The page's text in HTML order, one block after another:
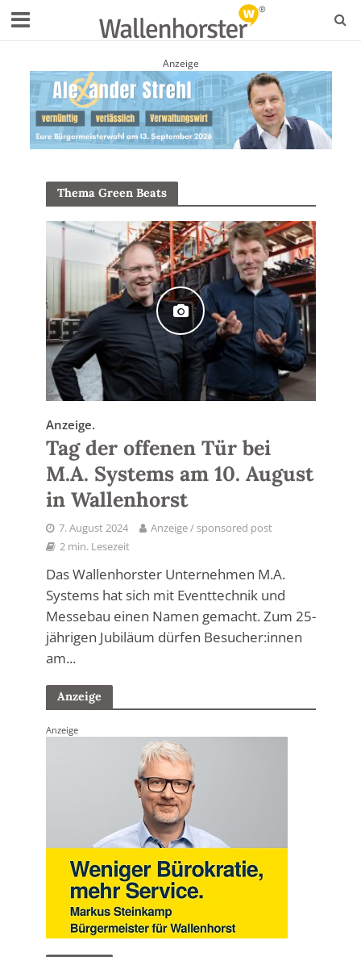
Anzeige
Thema Green Beats
Anzeige.
Tag der offenen Tür bei
M.A. Systems am 10. August
in Wallenhorst
7. August 2024
Anzeige / sponsored post
2 min. Lesezeit
Das Wallenhorster Unternehmen M.A.
Systems hat sich mit Eventtechnik und
Messebau einen Namen gemacht. Zum 25-
jährigen Jubiläum dürfen Besucher:innen
am...
Anzeige
Anzeige